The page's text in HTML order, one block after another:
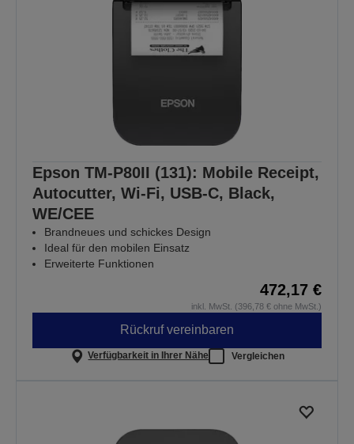
Epson TM-P80II (131): Mobile Receipt,
Autocutter, Wi-Fi, USB-C, Black,
WE/CEE
Brandneues und schickes Design
Ideal für den mobilen Einsatz
Erweiterte Funktionen
472,17 €
inkl. MwSt. (396,78 € ohne MwSt.)
Rückruf vereinbaren
Verfügbarkeit in Ihrer Nähe Vergleichen